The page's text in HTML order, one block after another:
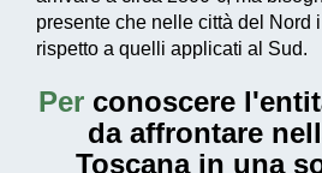
presente che nelle città del Nord
rispetto a quelli applicati al Sud.
Per conoscere
da affrontare
Toscana in una